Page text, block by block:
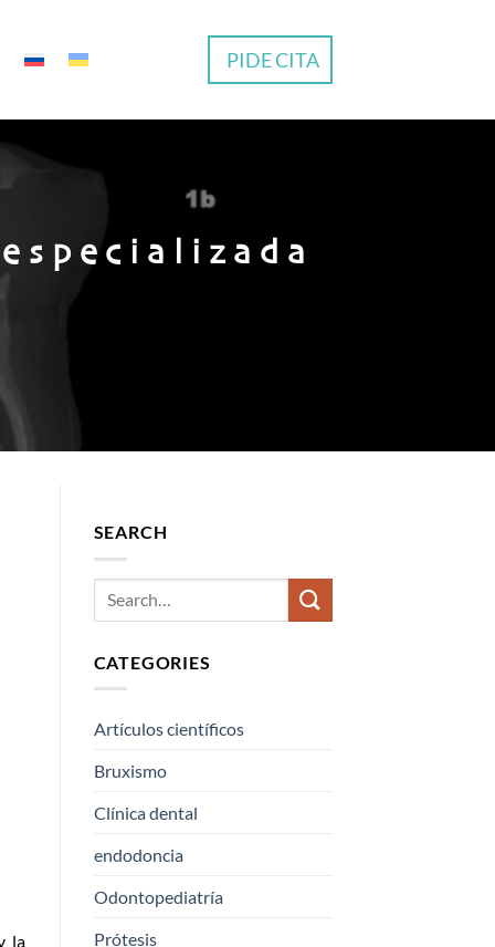
PIDE CITA
la
SEARCH
CATEGORIES
Artículos científicos
Bruxismo
Clínica dental
endodoncia
Odontopediatría
Prótesis